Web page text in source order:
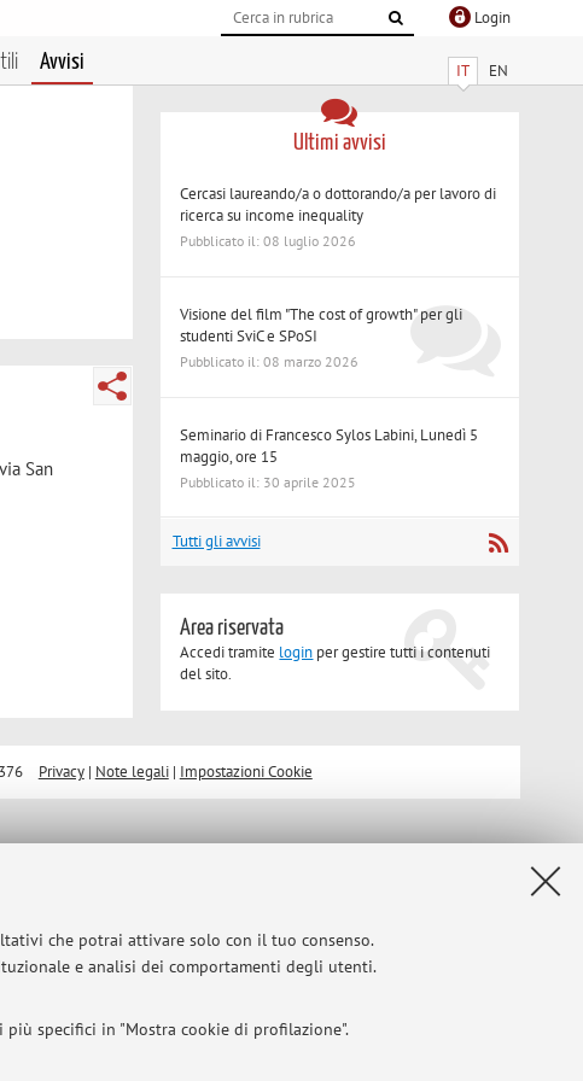
che potrai attivare solo con il tuo consenso.
e analisi dei comportamenti degli utenti.
più specifici in "Mostra cookie di profilazione".
Login
IT EN
Avvisi
San
Ultimi avvisi
Cercasi laureando/a o dottorando/a per lavoro di
ricerca su income inequality
Pubblicato il: 08 luglio 2026
Visione del film "The cost of growth" per gli
studenti SviC e SPoSI
Pubblicato il: 08 marzo 2026
Seminario di Francesco Sylos Labini, Lunedì 5
maggio, ore 15
Pubblicato il: 30 aprile 2025
Tutti gli avvisi
Area riservata
Accedi tramite login per gestire tutti i contenuti
del sito.
Privacy| Note legali| Impostazioni Cookie